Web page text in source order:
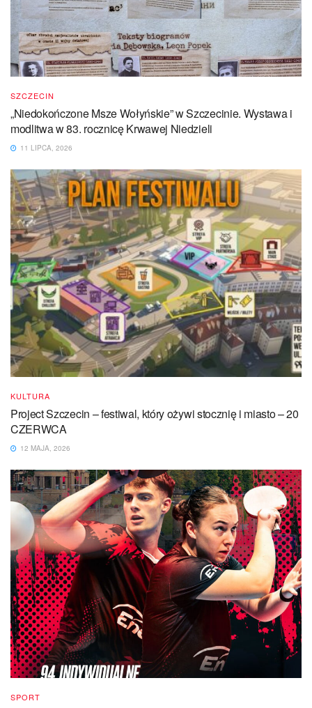
SZCZECIN
„Niedokończone Msze Wołyńskie” w Szczecinie. Wystawa i
modlitwa w 83. rocznicę Krwawej Niedzieli
11 LIPCA, 2026
KULTURA
Project Szczecin – festiwal, który ożywi stocznię i miasto – 20
CZERWCA
12 MAJA, 2026
SPORT